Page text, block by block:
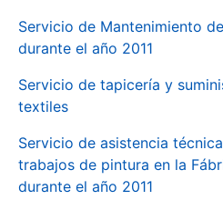
Servicio de Mantenimiento
durante el año 2011
Servicio de tapicería y
textiles
Servicio de asistencia
trabajos de pintura en la
durante el año 2011